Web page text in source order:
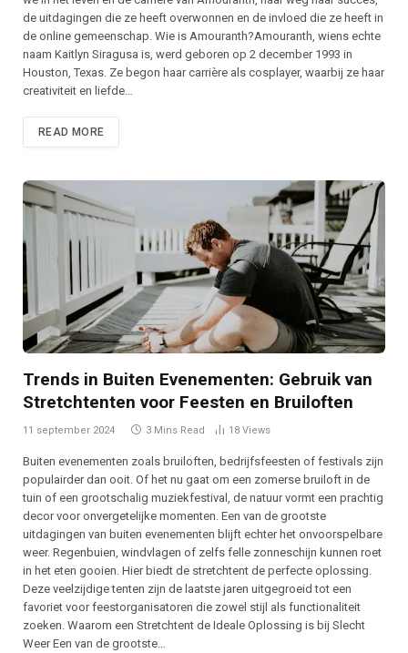
de uitdagingen die ze heeft overwonnen en de invloed die ze heeft in
de online gemeenschap. Wie is Amouranth?Amouranth, wiens echte
naam Kaitlyn Siragusa is, werd geboren op 2 december 1993 in
Houston, Texas. Ze begon haar carrière als cosplayer, waarbij ze haar
creativiteit en liefde…
READ MORE
Trends in Buiten Evenementen: Gebruik van
Stretchtenten voor Feesten en Bruiloften
11 september 2024 3 Mins Read 18 Views
Buiten evenementen zoals bruiloften, bedrijfsfeesten of festivals zijn
populairder dan ooit. Of het nu gaat om een zomerse bruiloft in de
tuin of een grootschalig muziekfestival, de natuur vormt een prachtig
decor voor onvergetelijke momenten. Een van de grootste
uitdagingen van buiten evenementen blijft echter het onvoorspelbare
weer. Regenbuien, windvlagen of zelfs felle zonneschijn kunnen roet
in het eten gooien. Hier biedt de stretchtent de perfecte oplossing.
Deze veelzijdige tenten zijn de laatste jaren uitgegroeid tot een
favoriet voor feestorganisatoren die zowel stijl als functionaliteit
zoeken. Waarom een Stretchtent de Ideale Oplossing is bij Slecht
Weer Een van de grootste…